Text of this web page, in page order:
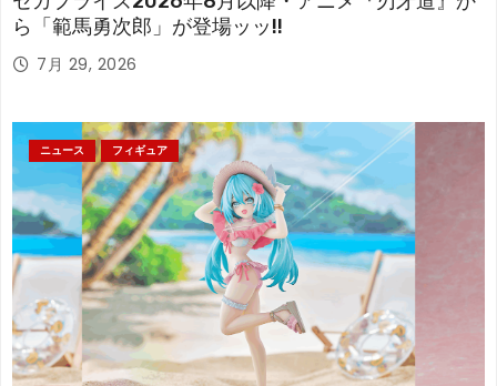
ら「範馬勇次郎」が登場ッッ!!
7月 29, 2026
ニュース フィギュア